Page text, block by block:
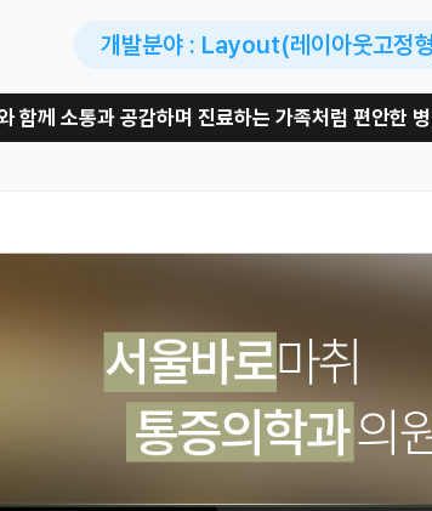
개발분야 : Layout(레이아웃고정
함께 소통과 공감하며 진료하는 가족처럼 편안한